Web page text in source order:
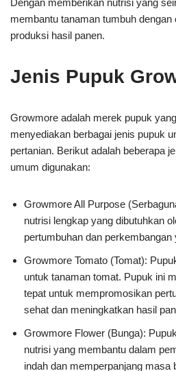
Dengan memberikan nutrisi yang
membantu tanaman tumbuh
produksi hasil panen.
Jenis Pupuk
Growmore adalah merek pupuk
menyediakan berbagai jenis pupuk
pertanian. Berikut adalah beberapa
umum digunakan:
Growmore All Purpose
nutrisi lengkap yang dibutuhkan
pertumbuhan dan perkembangan
Growmore Tomato (Tomat):
untuk tanaman tomat. Pupuk ini
tepat untuk mempromosikan
sehat dan meningkatkan hasil
Growmore Flower (Bunga):
nutrisi yang membantu dalam
indah dan memperpanjang masa